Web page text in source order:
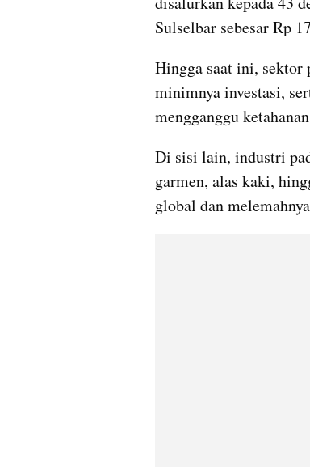
Sulselbar sebesar Rp
Hingga saat ini, sektor
minimnya investasi,
mengganggu
Di sisi lain, industri
garmen, alas kaki,
global dan